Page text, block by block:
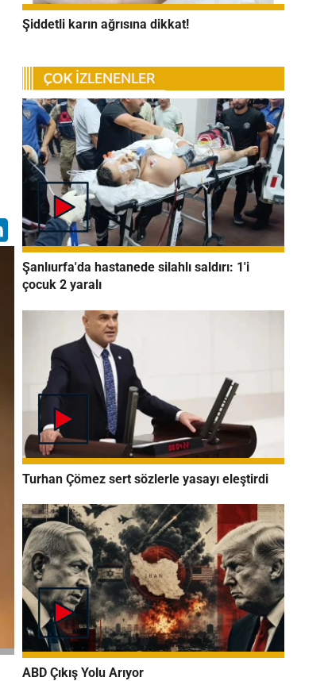
Şiddetli karın ağrısına dikkat!
Şanlıurfa'da hastanede silahlı saldırı: 1'i
çocuk 2 yaralı
Turhan Çömez sert sözlerle yasayı eleştirdi
ABD Çıkış Yolu Arıyor